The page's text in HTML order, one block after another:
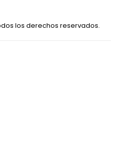
los derechos reservados.